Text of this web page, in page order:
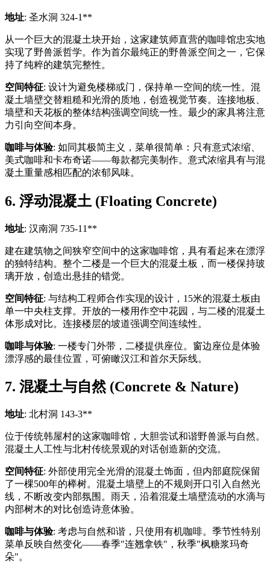
地址: 圣水洞 324-1**
从一个巨大的混凝土块开始，这家建筑师直营的咖啡馆忠实地
实现了野兽派哲学。作为首尔最纯正的野兽派空间之一，它保
持了纯粹的建筑完整性。
空间特征: 设计为避免楼梯或门，保持单一空间的统一性。混
凝土墙壁交替粗糙和光滑的质地，创造视觉节奏。连接地板、
墙壁和天花板的整体结构强调空间统一性。最少的家具将注意
力引向空间本身。
咖啡与体验: 如同其极简主义，菜单很简单：只有意式浓缩、
美式咖啡和卡布奇诺——每款都完美制作。意式浓缩具有与混
凝土重量感相匹配的浓郁风味。
6. 浮动混凝土 (Floating Concrete)
地址: 汉南洞 735-11**
建在建筑物之间狭窄空间中的这家咖啡馆，具有看起来在漂浮
的独特结构。整个二楼是一个巨大的混凝土板，而一楼保持玻
璃开放，创造出悬挂的错觉。
空间特征: 与结构工程师合作实现的设计，15米的混凝土板由
单一中央柱支撑。开放的一楼用作空中花园，与二楼的混凝土
体形成对比。连接楼层的坡道强调空间连续性。
咖啡与体验: 一楼专门外带，二楼提供座位。窗边座位是体验
漂浮感的最佳位置，可俯瞰汉江和首尔天际线。
7. 混凝土与自然 (Concrete & Nature)
地址: 北村洞 143-3**
位于传统韩屋村的这家咖啡馆，大胆尝试和谐野兽派与自然。
混凝土人工性与北村传统景观的对话创造新的交流。
空间特征: 外部使用完全光滑的混凝土饰面，但内部庭院保留
了一棵500年的榉树。混凝土墙壁上的不规则开口引入自然光
线，不断改变内部氛围。雨天，沿着混凝土墙壁流动的水滴与
内部树木的对比创造诗意体验。
咖啡与体验: 考虑与自然和谐，只使用有机咖啡。季节性特别
菜单反映自然变化——春季"连翘拿铁"，秋季"枫糖浆玛奇
朵"。